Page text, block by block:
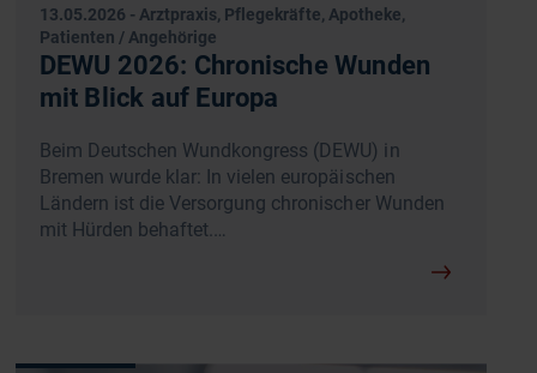
13.05.2026 - Arztpraxis, Pflegekräfte, Apotheke,
Patienten / Angehörige
DEWU 2026: Chronische Wunden
mit Blick auf Europa
Beim Deutschen Wundkongress (DEWU) in
Bremen wurde klar: In vielen europäischen
Ländern ist die Versorgung chronischer Wunden
mit Hürden behaftet.…